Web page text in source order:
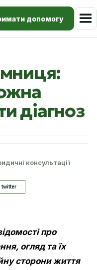
допомогу
діагноз
консультації
twitter
про
огляд та їх
сторони життя